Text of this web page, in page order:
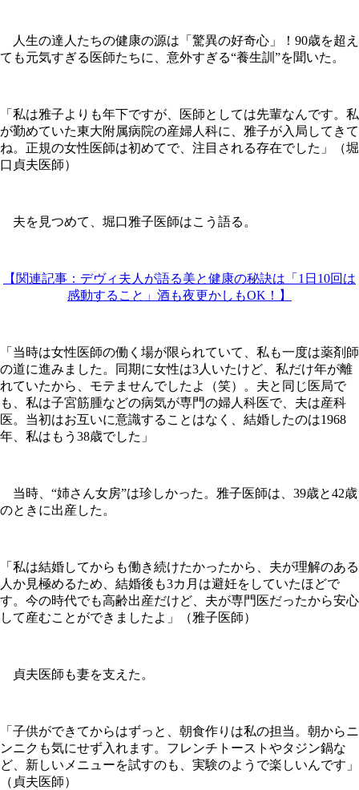
人生の達人たちの健康の源は「驚異の好奇心」！90歳を超え
ても元気すぎる医師たちに、意外すぎる“養生訓”を聞いた。
「私は雅子よりも年下ですが、医師としては先輩なんです。私
が勤めていた東大附属病院の産婦人科に、雅子が入局してきて
ね。正規の女性医師は初めてで、注目される存在でした」（堀
口貞夫医師）
夫を見つめて、堀口雅子医師はこう語る。
【関連記事：デヴィ夫人が語る美と健康の秘訣は「1日10回は
感動すること」酒も夜更かしもOK！】
「当時は女性医師の働く場が限られていて、私も一度は薬剤師
の道に進みました。同期に女性は3人いたけど、私だけ年が離
れていたから、モテませんでしたよ（笑）。夫と同じ医局で
も、私は子宮筋腫などの病気が専門の婦人科医で、夫は産科
医。当初はお互いに意識することはなく、結婚したのは1968
年、私はもう38歳でした」
当時、“姉さん女房”は珍しかった。雅子医師は、39歳と42歳
のときに出産した。
「私は結婚してからも働き続けたかったから、夫が理解のある
人か見極めるため、結婚後も3カ月は避妊をしていたほどで
す。今の時代でも高齢出産だけど、夫が専門医だったから安心
して産むことができましたよ」（雅子医師）
貞夫医師も妻を支えた。
「子供ができてからはずっと、朝食作りは私の担当。朝からニ
ンニクも気にせず入れます。フレンチトーストやタジン鍋な
ど、新しいメニューを試すのも、実験のようで楽しいんです」
（貞夫医師）